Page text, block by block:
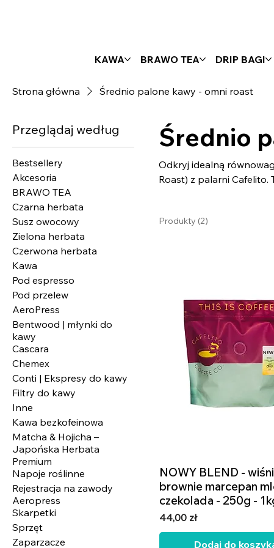
Strona główna Średnio palone kawy - omni roast
Przeglądaj według
Bestsellery
Akcesoria
BRAWO TEA
Czarna herbata
Susz owocowy
Zielona herbata
Czerwona herbata
Kawa
Pod espresso
Pod przelew
AeroPress
Bentwood | młynki do
kawy
Cascara
Chemex
Conti | Ekspresy do kawy
Filtry do kawy
Inne
Kawa bezkofeinowa
Matcha & Hojicha –
Japońska Herbata
Premium
Napoje roślinne
Rejestracja na zawody
Aeropress
Skarpetki
Sprzęt
Zaparzacze
Średnio
Odkryj idealną
Roast) z palarni Cafelito.
zachować balans
Produkty (2)
Podgląd
NOWY BLEND -
brownie marcepan
czekolada - 250g -
Cena
44,00 zł
Dodaj do
KAWA BRAWO TEA DRIP BAGI